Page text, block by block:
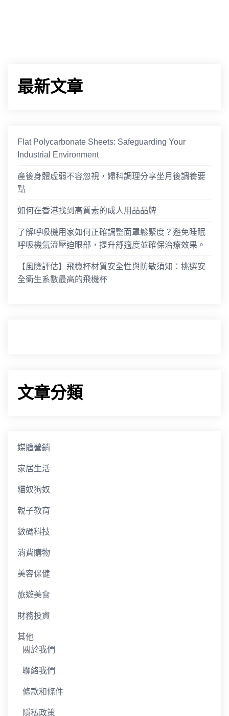
最新文章
Flat Polycarbonate Sheets: Safeguarding Your
Industrial Environment
產後身體虛弱不容忽視，婦科調理分享坐月後調養要
點
如何在香港找到高質素的成人用品品牌
了解呼吸機用家如何正確調整面罩鬆緊度？避免睡眠
呼吸機氣流壓迫眼部，提升舒適度並確保治療效果。
【風險評估】飛機杯材質安全性與防敏須知：挑選安
全衛生系數最高的飛機杯
文章分類
媒體營銷
家居生活
貓奴狗奴
親子教育
數碼科技
消費購物
美容保健
旅遊美食
財務投資
其他
關於我們
聯絡我們
條款和條件
隱私政策